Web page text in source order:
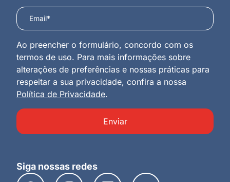
Ao preencher o formulário, concordo com os
termos de uso. Para mais informações sobre
alterações de preferências e nossas práticas para
respeitar a sua privacidade, confira a nossa
Política de Privacidade.
Enviar
Siga nossas redes